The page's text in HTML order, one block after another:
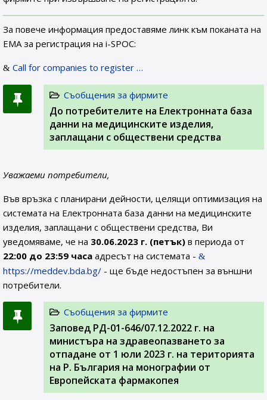
За повече информация предоставяме линк към поканата на
ЕМА за регистрация на i-SPOC:
Call for companies to register …
Съобщения за фирмите
До потребителите на Електронната база
данни на медицинските изделия,
заплащани с обществени средства
Уважаеми потребители,
Във връзка с планирани дейности, целящи оптимизация на
системата на Електронната база данни на медицинските
изделия, заплащани с обществени средства, Ви
уведомяваме, че на 30.06.2023 г. (петък) в периода от
22:00 до 23:59 часа адресът на системата -
https://meddev.bda.bg/ - ще бъде недостъпен за външни
потребители.
Съобщения за фирмите
Заповед РД-01-646/07.12.2022 г. на
министъра на здравеопазването за
отпадане от 1 юли 2023 г. на територията
на Р. България на монографии от
Европейската фармакопея